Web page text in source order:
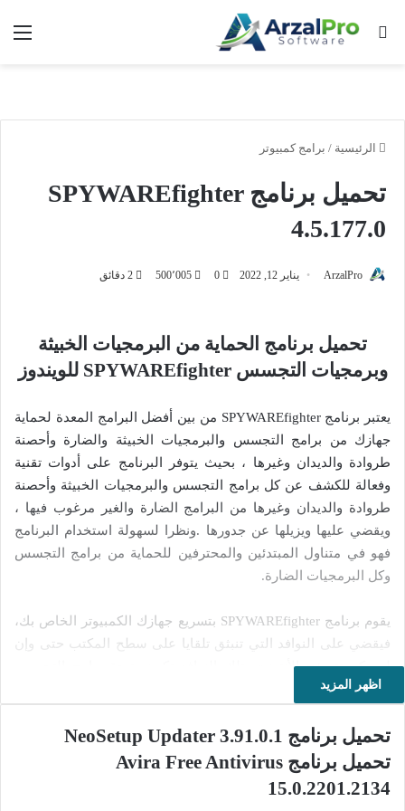
بحث عن
الرئيسية / برامج كمبيوتر
تحميل برنامج SPYWAREfighter
4.5.177.0
ArzalPro يناير 12, 2022 0 500٬005
تحميل برنامج الحماية من البرمجيات الخبيثة
وبرمجيات التجسس SPYWAREfighter للويندوز
يعتبر برنامج SPYWAREfighter من بين أفضل البرامج المعدة لحماية
جهازك من برامج التجسس والبرمجيات الخبيثة والضارة وأحصنة
طروادة والديدان وغيرها ، بحيث يتوفر البرنامج على أدوات تقنية
وفعالة للكشف عن كل برامج التجسس والبرمجيات الخبيثة وأحصنة
طروادة والديدان وغيرها من البرامج الضارة والغير مرغوب فيها ،
ويقضي عليها ويزيلها عن جدورها .ونظرا لسهولة استخدام البرنامج
فهو في متناول المبتدئين والمحترفين للحماية من برامج التجسس
وكل البرمجيات الضارة.
يقوم برنامج SPYWAREfighter بتسريع جهازك الكمبيوتر الخاص بك،
فيقضي على النوافد التي تنبثق تلقايا على سطح المكتب حتى وإن
لم تكن تتصفح الأنترنت، تلك النوافد تكون نتيجة برامج التجسس
والبرامج الضارة. فيكشف البرنامج في أسرع وقت وبشكل كبير عن
لك نظاما أمنيا متكاملا. ويتوفر البرنامج كذلك على تحديثات ترفع من
كفاءته، للرفع من قوة الكشف عن برامج التجسس والبرامج الضارة
وزيادة أدائه وسرعته على جهاز الكمبيوتر الخاص بك، ويحمي جميع
اظهر المزيد
تحميل برنامج 3.91.0.1 NeoSetup Updater
تحميل برنامج Avira Free Antivirus
15.0.2201.2134